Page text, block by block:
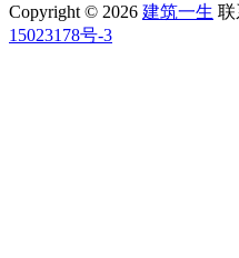
Copyright © 2026 建筑一生 联
15023178号-3